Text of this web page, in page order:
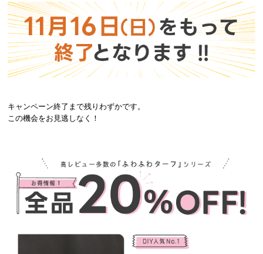
キャンペーン終了まで残りわずかです。
この機会をお見逃しなく！